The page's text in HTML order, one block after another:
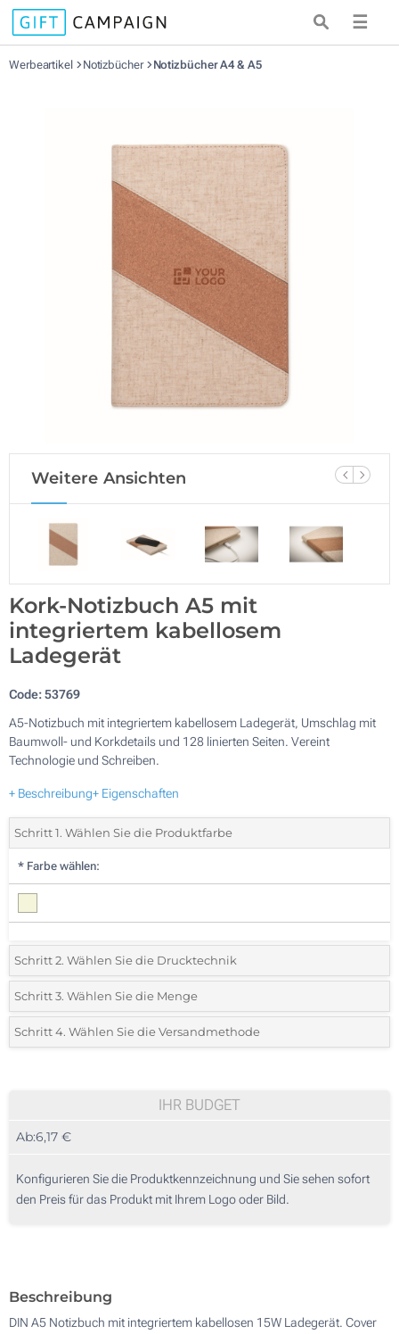
☰
Werbeartikel Notizbücher Notizbücher A4 & A5
Weitere Ansichten
Kork-Notizbuch A5 mit
integriertem kabellosem
Ladegerät
Code:53769
A5-Notizbuch mit integriertem kabellosem Ladegerät, Umschlag mit
Baumwoll- und Korkdetails und 128 linierten Seiten. Vereint
Technologie und Schreiben.
+ Beschreibung+ Eigenschaften
Schritt 1. Wählen Sie die Produktfarbe
* Farbe wählen:
Schritt 2. Wählen Sie die Drucktechnik
*Wählen Sie die Druck- und Farbtechniken für Ihr Logo:
1 Farbig (Auf einer Seite)
3 Farbig (Auf einer Seite)
Digitaler Transferdruck in Vollfarbe (Auf einer Seite)
Ohne Werbedruck
Schritt 3. Wählen Sie die Menge
*Bitte wählen Sie Ihre gewünschte Menge
10
50
Schritt 4. Wählen Sie die Versandmethode
IHR BUDGET
Ab:6,17 €
Konfigurieren Sie die Produktkennzeichnung und Sie sehen sofort
den Preis für das Produkt mit Ihrem Logo oder Bild.
Beschreibung
DIN A5 Notizbuch mit integriertem kabellosen 15W Ladegerät. Cover